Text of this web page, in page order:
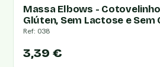
Massa Elbows -
Glúten, Sem Lactose e Sem
Ref: 038
3,39 €